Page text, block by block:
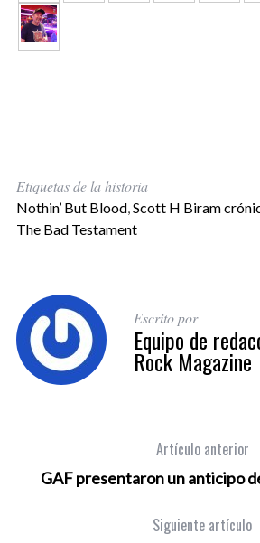
Etiquetas de la historia
Nothin’ But Blood,Scott H Biram
The Bad Testament
Escrito por
Equipo de
Rock Magazine
Artículo anterior
GAF presentaron un anticipo
Siguiente artículo